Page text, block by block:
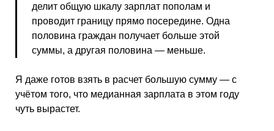
делит общую шкалу зарплат пополам и
проводит границу прямо посередине. Одна
половина граждан получает больше этой
суммы, а другая половина — меньше.
Я даже готов взять в расчет большую сумму — с
учётом того, что медианная зарплата в этом году
чуть вырастет.